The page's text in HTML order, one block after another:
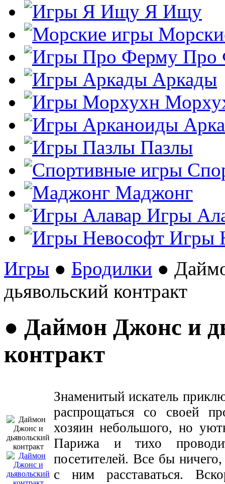
Я Ищу
Про
Аркады
Пазлы
Маджонг
Игры
Игры
Игры ● Бродилки ●
дьявольский контракт
● Даймон Джонс и
контракт
Знаменитый искатель
распрощаться со своей
хозяин небольшого, но
Парижа и тихо
посетителей. Все бы
с ним расставаться.